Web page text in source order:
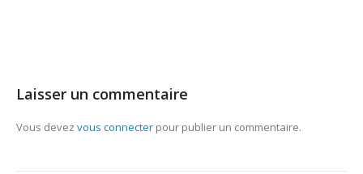
Laisser un commentaire
Vous devez vous connecter pour publier un commentaire.